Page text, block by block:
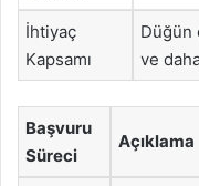
İhtiyaç
Kapsamı
Düğün
ve
Başvuru
Süreci
Açıklama